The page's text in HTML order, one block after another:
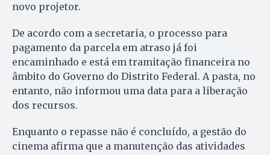
novo projetor.
De acordo com a secretaria, o processo para
pagamento da parcela em atraso já foi
encaminhado e está em tramitação financeira no
âmbito do Governo do Distrito Federal. A pasta, no
entanto, não informou uma data para a liberação
dos recursos.
Enquanto o repasse não é concluído, a gestão do
cinema afirma que a manutenção das atividades